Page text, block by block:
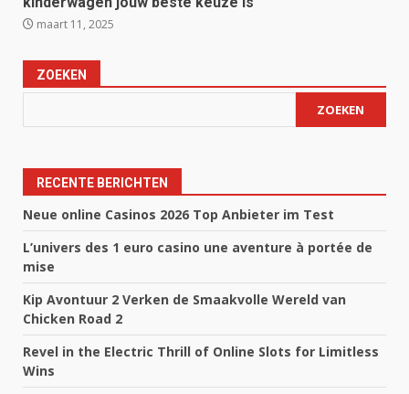
maart 11, 2025
ZOEKEN
ZOEKEN
RECENTE BERICHTEN
Neue online Casinos 2026 Top Anbieter im Test
L’univers des 1 euro casino une aventure à portée de
mise
Kip Avontuur 2 Verken de Smaakvolle Wereld van
Chicken Road 2
Revel in the Electric Thrill of Online Slots for Limitless
Wins